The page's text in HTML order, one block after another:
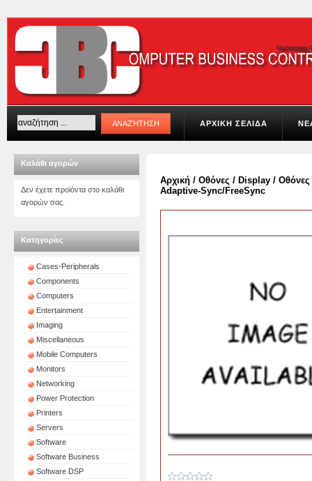
ΑΡΧΙΚΗ ΣΕΛΙΔΑ
Καλάθι αγορών
Δεν έχετε προϊόντα στο καλάθι
αγορών σας.
Κατηγορίες
Cases-Peripherals
Components
Computers
Entertainment
Imaging
Miscellaneous
Mobile Computers
Monitors
Networking
Power Protection
Printers
Servers
Software
Software Business
Software DSP
Αρχική / Οθόνες / Display / Οθόνες
Adaptive-Sync/FreeSync